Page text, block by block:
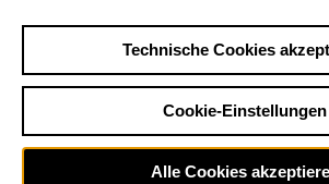
Sa29.8.
Großes Haus
Technische Cookies
Cookie-Einstellungen
Alle Cookies